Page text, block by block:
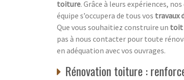
toiture. Grâce à leurs expériences,
équipe s’occupera de tous vos travaux
Que vous souhaitiez construire un toit
pas à nous contacter pour toute
en adéquation avec vos ouvrages.
Rénovation toiture :